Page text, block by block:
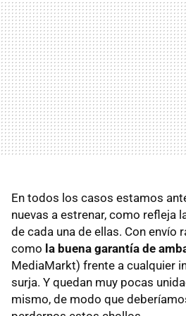
En todos los casos estamos
nuevas a estrenar, como refleja
de cada una de ellas. Con envío
como la buena garantía de
MediaMarkt) frente a cualquier
surja. Y quedan muy pocas
mismo, de modo que